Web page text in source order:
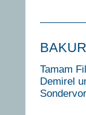
Tamam
Demirel